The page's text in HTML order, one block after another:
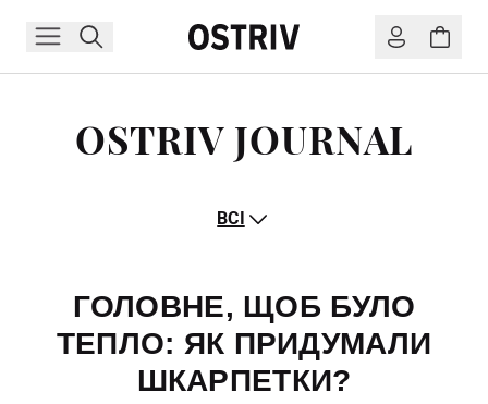
OSTRIV JOURNAL
ВСІ
ГОЛОВНЕ, ЩОБ БУЛО
ТЕПЛО: ЯК ПРИДУМАЛИ
ШКАРПЕТКИ?